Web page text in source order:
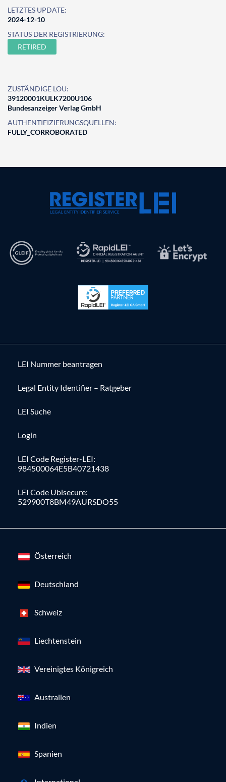
LETZTES UPDATE:
2024-12-10
STATUS DER REGISTRIERUNG:
RETIRED
ZUSTÄNDIGE LOU:
39120001KULK7200U106
Bundesanzeiger Verlag GmbH
AUTHENTIFIZIERUNGSQUELLEN:
FULLY_CORROBORATED
LEI Nummer beantragen
Legal Entity Identifier – Ratgeber
LEI Suche
Login
LEI Code Register-LEI:
984500064E5B40721438
LEI Code Ubisecure:
529900T8BM49AURSDO55
Österreich
Deutschland
Schweiz
Liechtenstein
Vereinigtes Königreich
Australien
Indien
Spanien